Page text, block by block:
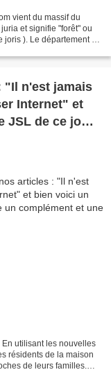
vient du massif du
et signifie "forêt" ou
joris ). Le département a
"Il n'est jamais
Internet" et
JSL de ce jour
En utilisant les nouvelles
résidents de la maison
de leurs familles.